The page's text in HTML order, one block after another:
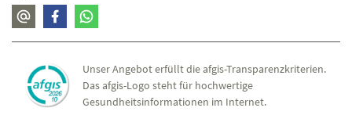
Unser Angebot erfüllt die afgis-Transparenzkriterien.
Das afgis-Logo steht für hochwertige
Gesundheitsinformationen im Internet.